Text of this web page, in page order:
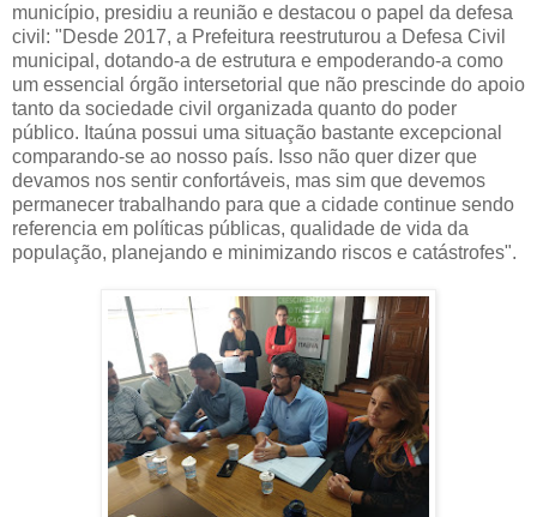
município, presidiu a reunião e destacou o papel da defesa
civil: "Desde 2017, a Prefeitura reestruturou a Defesa Civil
municipal, dotando-a de estrutura e empoderando-a como
um essencial órgão intersetorial que não prescinde do apoio
tanto da sociedade civil organizada quanto do poder
público. Itaúna possui uma situação bastante excepcional
comparando-se ao nosso país. Isso não quer dizer que
devamos nos sentir confortáveis, mas sim que devemos
permanecer trabalhando para que a cidade continue sendo
referencia em políticas públicas, qualidade de vida da
população, planejando e minimizando riscos e catástrofes".